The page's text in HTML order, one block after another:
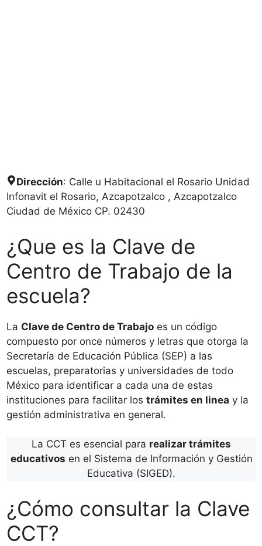
Dirección: Calle u Habitacional el Rosario Unidad
Infonavit el Rosario, Azcapotzalco , Azcapotzalco
Ciudad de México CP. 02430
¿Que es la Clave de
Centro de Trabajo de la
escuela?
La Clave de Centro de Trabajo es un código
compuesto por once números y letras que otorga la
Secretaría de Educación Pública (SEP) a las
escuelas, preparatorias y universidades de todo
México para identificar a cada una de estas
instituciones para facilitar los trámites en linea y la
gestión administrativa en general.
La CCT es esencial para realizar trámites
educativos en el Sistema de Información y Gestión
Educativa (SIGED).
¿Cómo consultar la Clave
CCT?